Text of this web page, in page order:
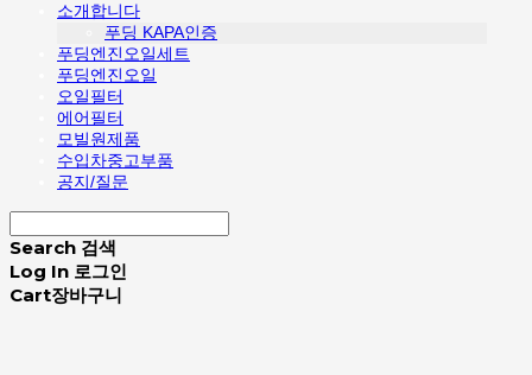
소개합니다
푸딩 KAPA인증
푸딩엔진오일세트
푸딩엔진오일
오일필터
에어필터
모빌원제품
수입차중고부품
공지/질문
Search 검색
Log In 로그인
Cart장바구니